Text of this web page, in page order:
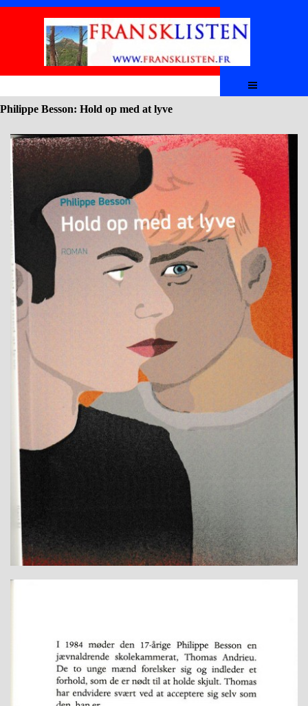
Aller au contenu
Philippe Besson: Hold op med at lyve